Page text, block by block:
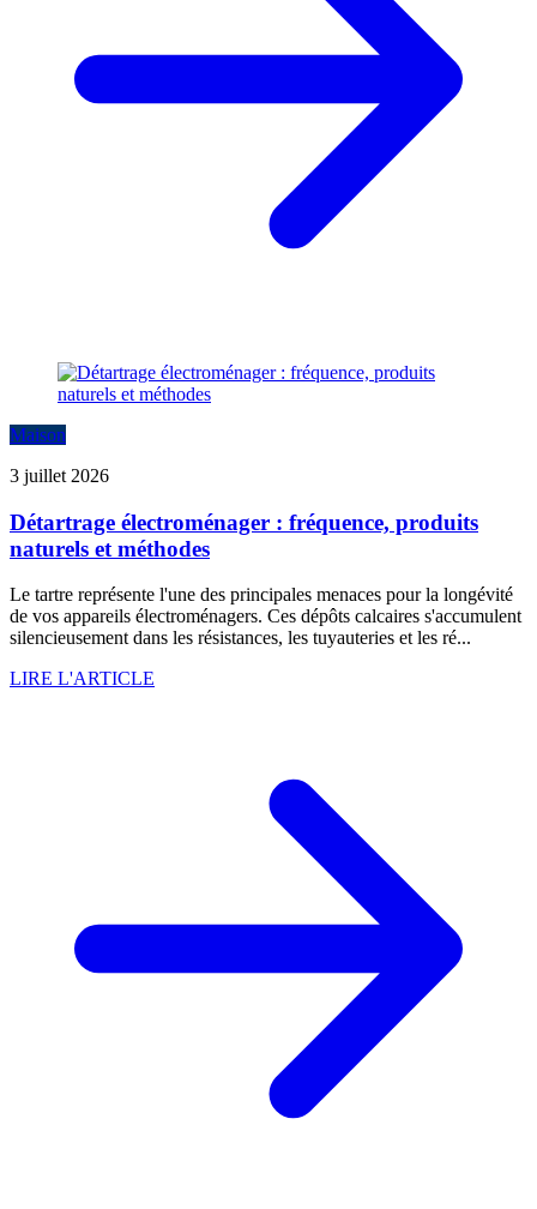
Maison
3 juillet 2026
Détartrage électroménager : fréquence, produits
naturels et méthodes
Le tartre représente l'une des principales menaces pour la longévité
de vos appareils électroménagers. Ces dépôts calcaires s'accumulent
silencieusement dans les résistances, les tuyauteries et les ré...
LIRE L'ARTICLE